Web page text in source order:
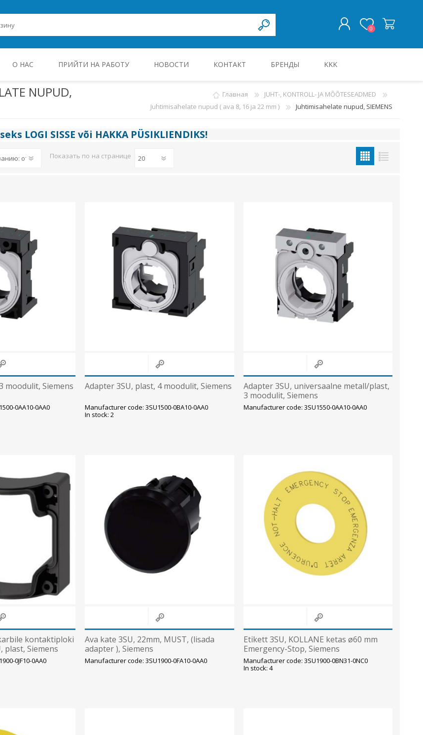
0
ROHEENERGIA JA TÖÖSTUSELEKTROONIKA
Päikeseenergia
Elektriautode laadijad ja komponendid
Kontrollerid
Sagedusmuundurid
View All
KILBID JA KILBITARVIKUD
Metallkilbid, süvispaigaldus
Metallkilbid, pindpaigaldus
Plastkilbid, süvispaigaldus
Pinnapealsed lülitid ja pistikupesad IP44
Pinnapealsed lülitid ja pistikupesad IP55, IP65, IP67
VALGUSTUS
О НАС ПРИЙТИ НА РАБОТУ НОВОСТИ КОНТАКТ БРЕНДЫ KKK
NUPUD,
Главная
JUHT-, KONTROLL- JA MÕÕTESEADMED
Juhtimisahelate nupud ( ava 8, 16 ja 22 mm )
Juhtimisahelate nupud, SIEMENS
LOGI SISSE või HAKKA PÜSIKLIENDIKS!
Показать по на странице
moodulit, Siemens
0AA10-0AA0
Adapter 3SU, plast, 4 moodulit, Siemens
Manufacturer code: 3SU1500-0BA10-0AA0
In stock: 2
Adapter 3SU, universaalne metall/plast,
3 moodulit, Siemens
Manufacturer code: 3SU1550-0AA10-0AA0
kontaktiploki
plast, Siemens
0JF10-0AA0
Ava kate 3SU, 22mm, MUST, (lisada
adapter ), Siemens
Manufacturer code: 3SU1900-0FA10-0AA0
Etikett 3SU, KOLLANE ketas ø60 mm
Emergency-Stop, Siemens
Manufacturer code: 3SU1900-0BN31-0NC0
In stock: 4